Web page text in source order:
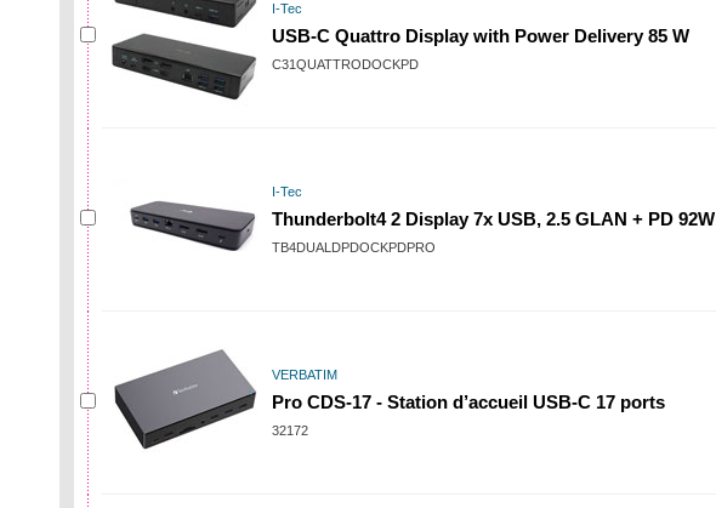
I-Tec
USB-C Quattro Display with Power Delivery 85 W
C31QUATTRODOCKPD
I-Tec
Thunderbolt4 2 Display 7x USB, 2.5 GLAN + PD 92W
TB4DUALDPDOCKPDPRO
VERBATIM
Pro CDS-17 - Station d’accueil USB-C 17 ports
32172